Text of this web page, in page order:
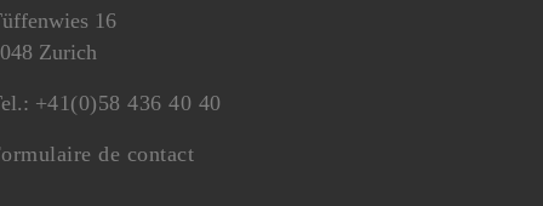
16
Zurich
+41(0)58 436 40 40
de contact